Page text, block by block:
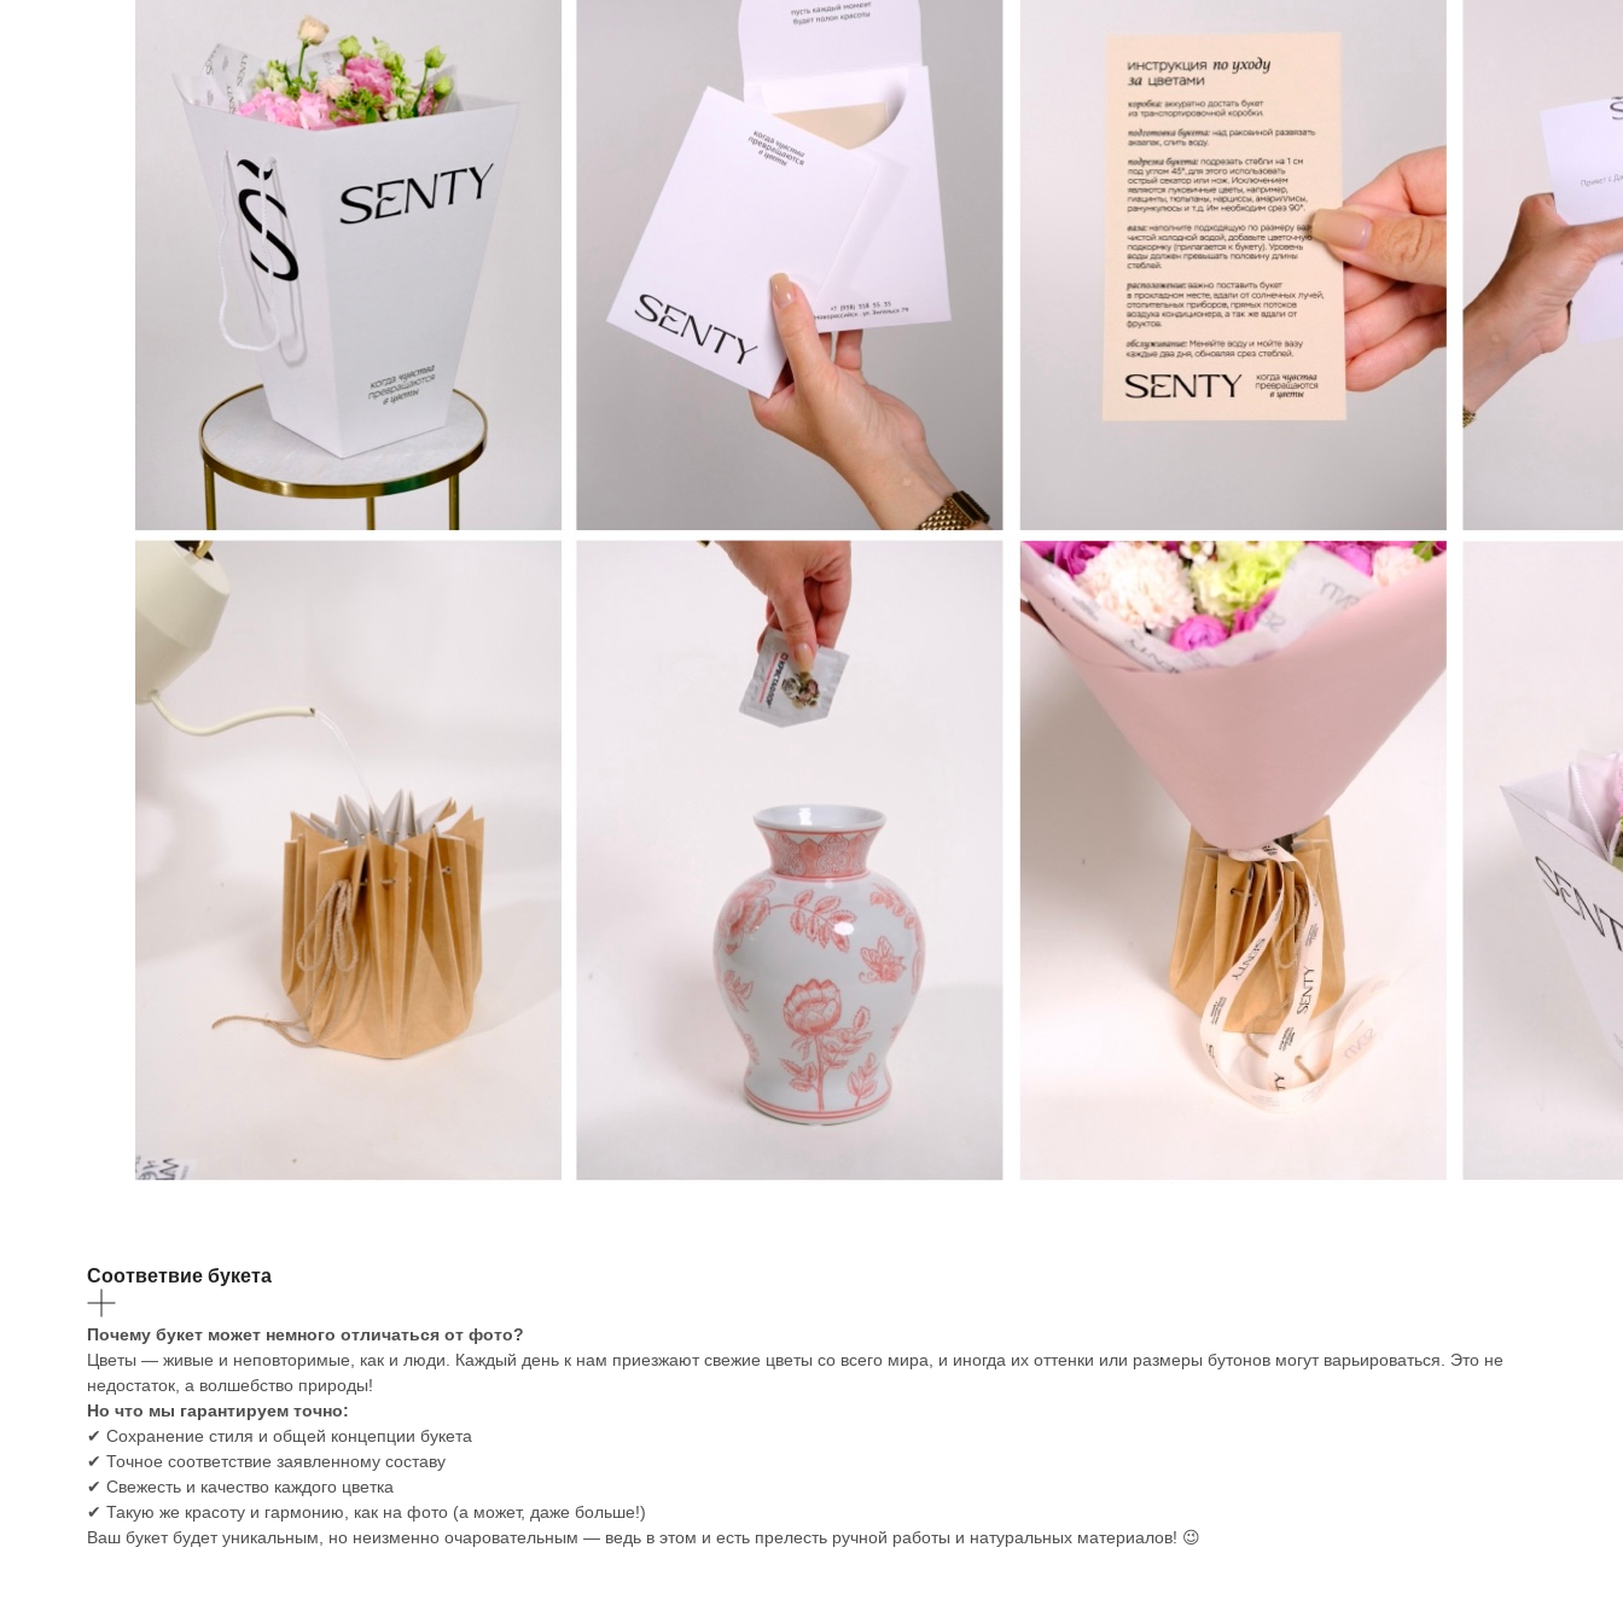
Соответвие букета
Почему букет может немного отличаться от фото?
Цветы — живые и неповторимые, как и люди. Каждый день к нам приезжают свежие цветы со всего мира, и иногда их оттенки или размеры бутонов могут варьироваться. Это не
недостаток, а волшебство природы!
Но что мы гарантируем точно:
✔ Сохранение стиля и общей концепции букета
✔ Точное соответствие заявленному составу
✔ Свежесть и качество каждого цветка
✔ Такую же красоту и гармонию, как на фото (а может, даже больше!)
Ваш букет будет уникальным, но неизменно очаровательным — ведь в этом и есть прелесть ручной работы и натуральных материалов! 😉